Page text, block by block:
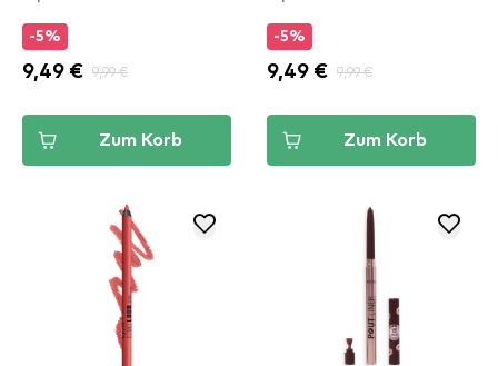
-5%
9,49 € 9,99 €
Zum Korb
-5%
9,49 € 9,99 €
Zum Korb